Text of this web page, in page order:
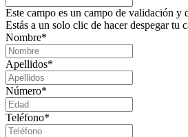
Este campo es un campo de validación y
Estás a un solo clic de hacer despegar tu
Nombre*
Apellidos*
Número*
Teléfono*